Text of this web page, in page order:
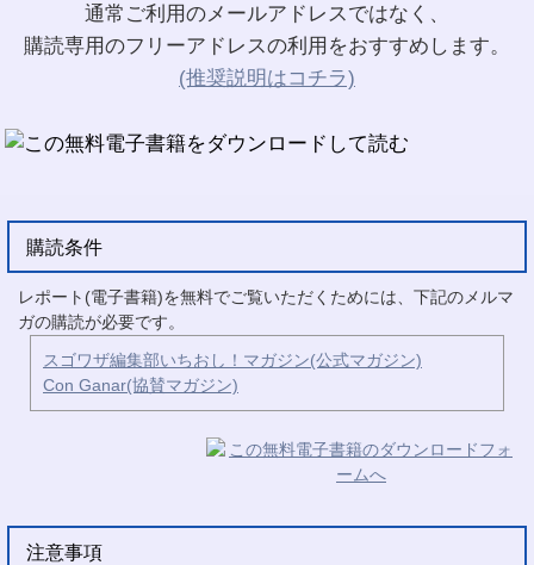
通常ご利用のメールアドレスではなく、
購読専用のフリーアドレスの利用をおすすめします。
(推奨説明はコチラ)
購読条件
レポート(電子書籍)を無料でご覧いただくためには、下記のメルマ
ガの購読が必要です。
スゴワザ編集部いちおし！マガジン(公式マガジン)
Con Ganar(協賛マガジン)
注意事項